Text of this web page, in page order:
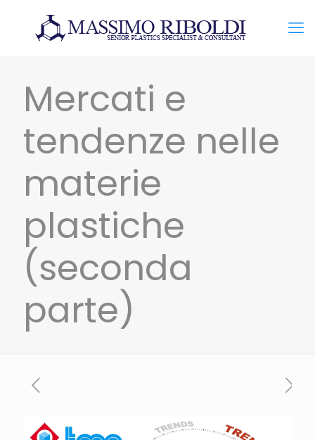
Mercati e
tendenze nelle
materie
plastiche
(seconda
parte)